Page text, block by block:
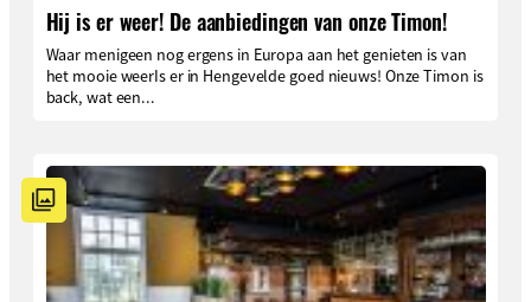
Hij is er weer! De aanbiedingen van onze Timon!
Waar menigeen nog ergens in Europa aan het genieten is van
het mooie weerIs er in Hengevelde goed nieuws! Onze Timon is
back, wat een...